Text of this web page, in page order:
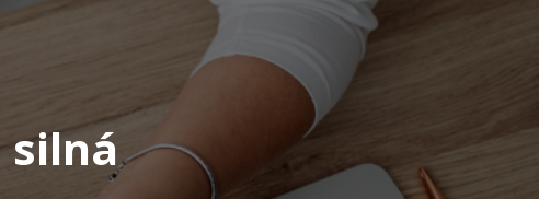
silná